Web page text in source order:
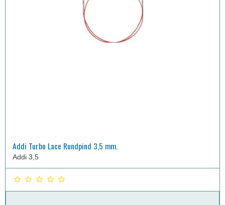
Addi Turbo Lace Rundpind 3,5 mm.
Addi 3,5